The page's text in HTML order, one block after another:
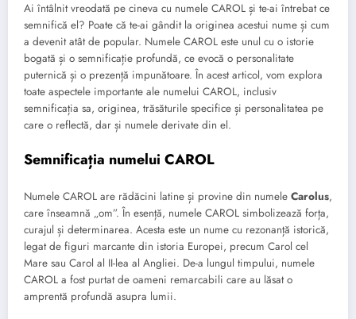
Ai întâlnit vreodată pe cineva cu numele CAROL și te-ai întrebat ce
semnifică el? Poate că te-ai gândit la originea acestui nume și cum
a devenit atât de popular. Numele CAROL este unul cu o istorie
bogată și o semnificație profundă, ce evocă o personalitate
puternică și o prezență impunătoare. În acest articol, vom explora
toate aspectele importante ale numelui CAROL, inclusiv
semnificația sa, originea, trăsăturile specifice și personalitatea pe
care o reflectă, dar și numele derivate din el.
Semnificația numelui CAROL
Numele CAROL are rădăcini latine și provine din numele Carolus,
care înseamnă „om”. În esență, numele CAROL simbolizează forța,
curajul și determinarea. Acesta este un nume cu rezonanță istorică,
legat de figuri marcante din istoria Europei, precum Carol cel
Mare sau Carol al II-lea al Angliei. De-a lungul timpului, numele
CAROL a fost purtat de oameni remarcabili care au lăsat o
amprentă profundă asupra lumii.